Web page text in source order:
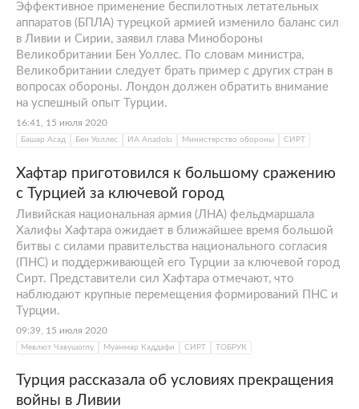
Эффективное применение беспилотных летательных
аппаратов (БПЛА) турецкой армией изменило баланс сил
в Ливии и Сирии, заявил глава Минобороны
Великобритании Бен Уоллес. По словам министра,
Великобритании следует брать пример с других стран в
вопросах обороны. Лондон должен обратить внимание
на успешный опыт Турции.
16:41, 15 июля 2020
Башар Асад Бен Уоллес ИА Anadolu Министерство обороны СИРТ
Хафтар приготовился к большому сражению
с Турцией за ключевой город
Ливийская национальная армия (ЛНА) фельдмаршала
Халифы Хафтара ожидает в ближайшее время большой
битвы с силами правительства национального согласия
(ПНС) и поддерживающей его Турции за ключевой город
Сирт. Представители сил Хафтара отмечают, что
наблюдают крупные перемещения формирований ПНС и
Турции.
09:39, 15 июля 2020
Мевлют Чавушоглу Муаммар Каддафи СИРТ ТОБРУК
Турция рассказала об условиях прекращения
войны в Ливии